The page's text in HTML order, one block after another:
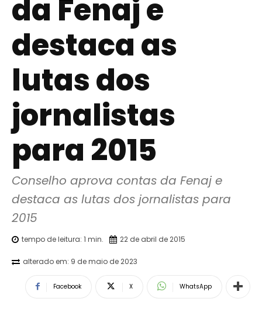
da Fenaj e
destaca as
lutas dos
jornalistas
para 2015
Conselho aprova contas da Fenaj e
destaca as lutas dos jornalistas para
2015
tempo de leitura: 1 min. 22 de abril de 2015
alterado em: 9 de maio de 2023
Facebook X WhatsApp